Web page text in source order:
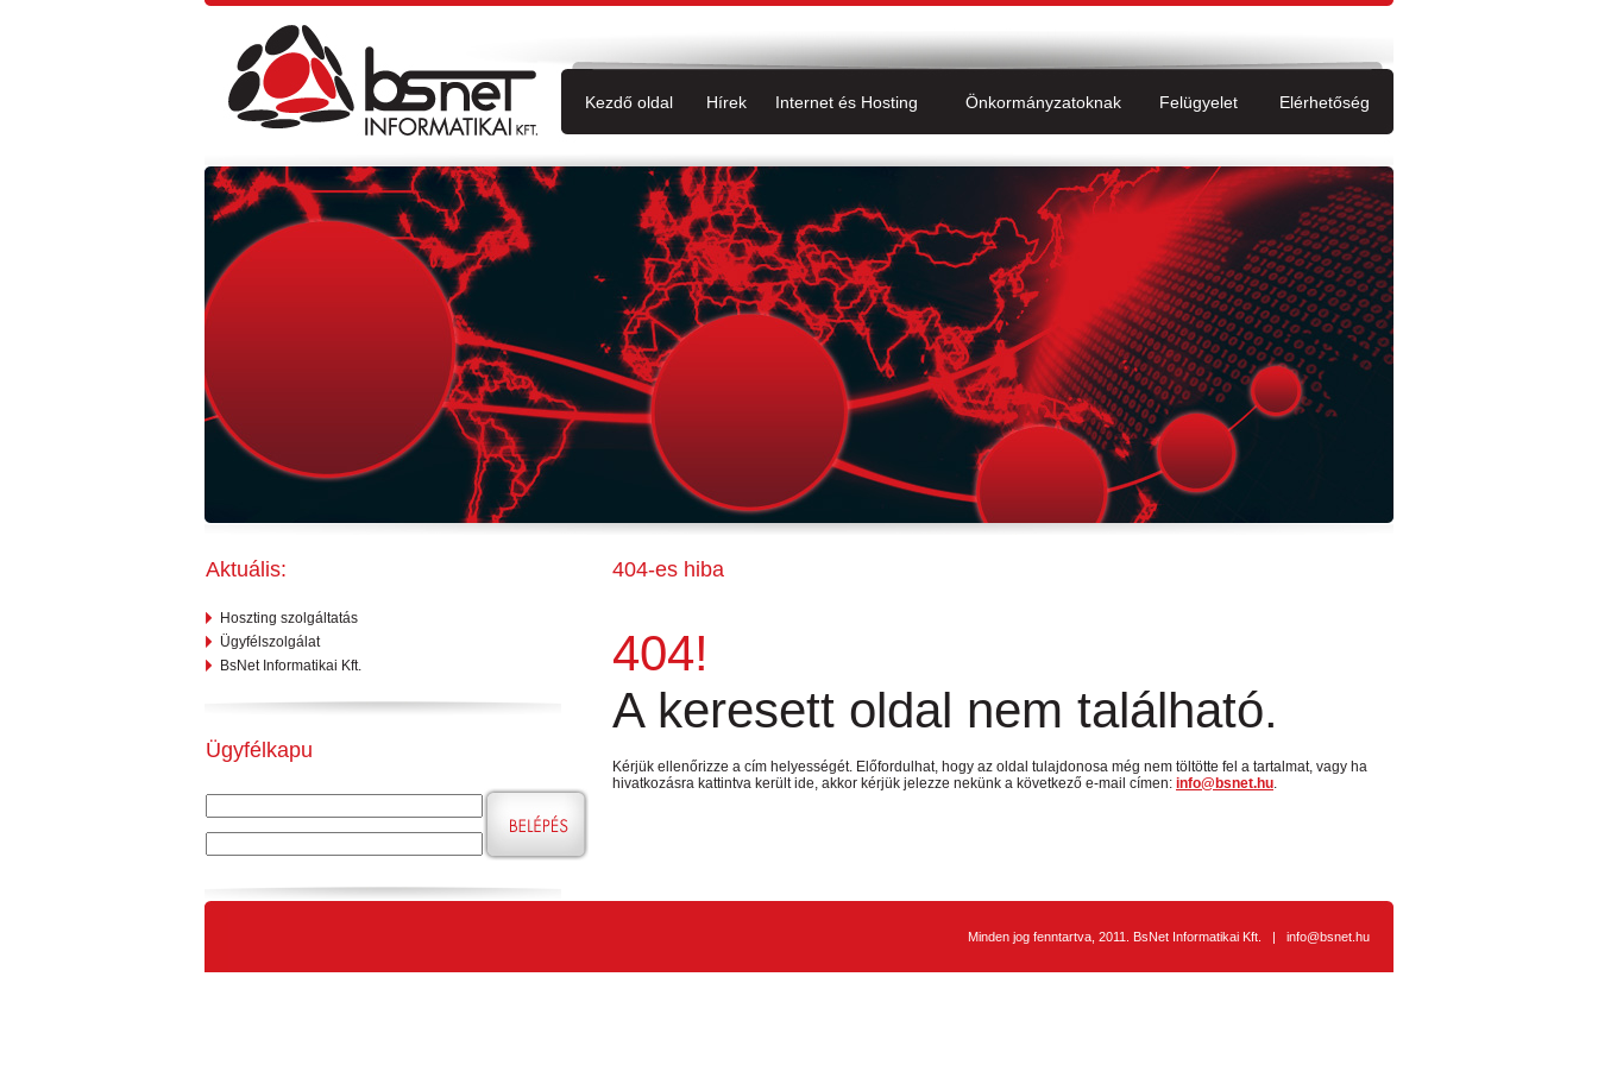
Kezdő oldal Hírek Internet és Hosting Önkormányzatoknak Felügyelet Elérhetőség
Aktuális:
Hoszting szolgáltatás
Ügyfélszolgálat
BsNet Informatikai Kft.
Ügyfélkapu
404-es hiba
404!
A keresett oldal nem található.
Kérjük ellenőrizze a cím helyességét. Előfordulhat, hogy az oldal tulajdonosa még nem töltötte fel a tartalmat, vagy ha
hivatkozásra kattintva került ide, akkor kérjük jelezze nekünk a következő e-mail címen: info@bsnet.hu.
Minden jog fenntartva, 2011. BsNet Informatikai Kft. | info@bsnet.hu